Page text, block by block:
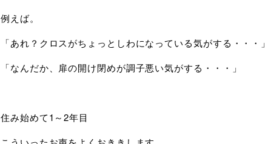
例えば。
「あれ？クロスがちょっとしわになっている気がする・・・」
「なんだか、扉の開け閉めが調子悪い気がする・・・」
住み始めて1～2年目